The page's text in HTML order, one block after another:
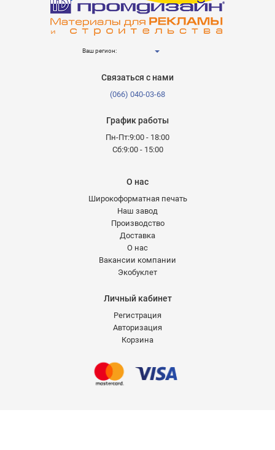
Ваш регион:
Связаться с нами
(066) 040-03-68
График работы
Пн-Пт:9:00 - 18:00
Сб:9:00 - 15:00
О нас
Широкоформатная печать
Наш завод
Производство
Доставка
О нас
Вакансии компании
Экобуклет
Личный кабинет
Регистрация
Авторизация
Корзина